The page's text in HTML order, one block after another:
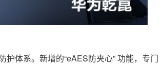
体系。新增的“eAES防夹心” 功能，专门